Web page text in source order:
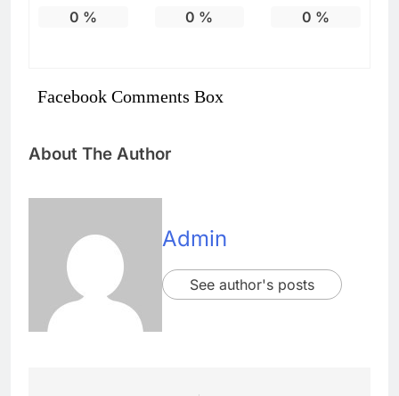
0 % 0 % 0 %
Facebook Comments Box
About The Author
Admin
See author's posts